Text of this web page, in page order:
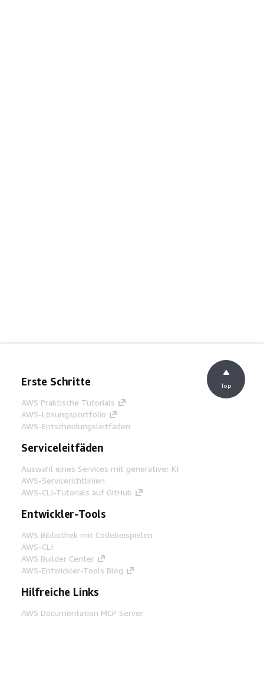
Erste Schritte
AWS Praktische Tutorials
AWS-Lösungsportfolio
AWS-Entscheidungsleitfäden
Serviceleitfäden
Auswahl eines Services mit generativer KI
AWS-Servicerichtlinien
AWS-CLI-Tutorials auf GitHub
Entwickler-Tools
AWS Bibliothek mit Codebeispielen
AWS-CLI
AWS Builder Center
AWS-Entwickler-Tools Blog
Hilfreiche Links
AWS Documentation MCP Server
Top